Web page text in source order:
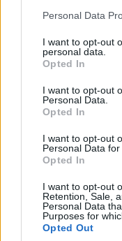
Personal Data
I want to opt-out
personal data.
Opted In
I want to opt-out
Personal Data.
Opted In
I want to opt-out
Personal Data for
Opted In
I want to opt-out
Retention, Sale,
Personal Data
Purposes for
Opted Out
2023. október 04.,
további
kell